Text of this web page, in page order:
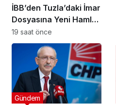
İBB’den Tuzla’daki İmar
Dosyasına Yeni Hamle:
“Mesele Siyaset Değil,
Kamu Yararı”
19 saat önce
Gündem